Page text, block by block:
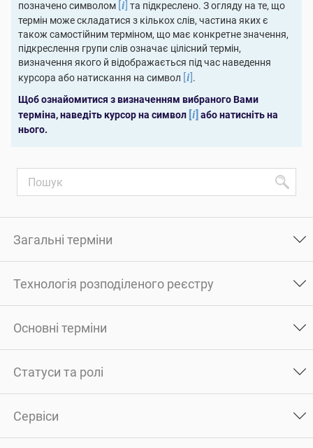
позначено символом [i] та підкреслено. З огляду на те, що
термін може складатися з кількох слів, частина яких є
також самостійним терміном, що має конкретне значення,
підкреслення групи слів означає цілісний термін,
визначення якого й відображається під час наведення
курсора або натискання на символ [i].
Щоб ознайомитися з визначенням вибраного Вами
терміна, наведіть курсор на символ [i]або натисніть на
нього.
Загальні терміни
Технологія розподіленого реєстру
Основні терміни
Статуси та ролі
Сервіси